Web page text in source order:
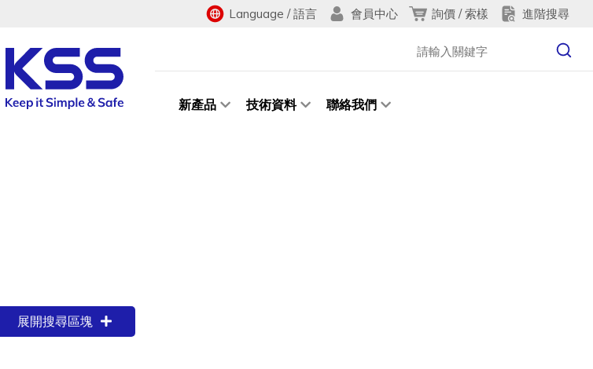
Language / 語言 會員中心 詢價 / 索樣 進階搜尋
新產品 技術資料 聯絡我們
展開搜尋區塊